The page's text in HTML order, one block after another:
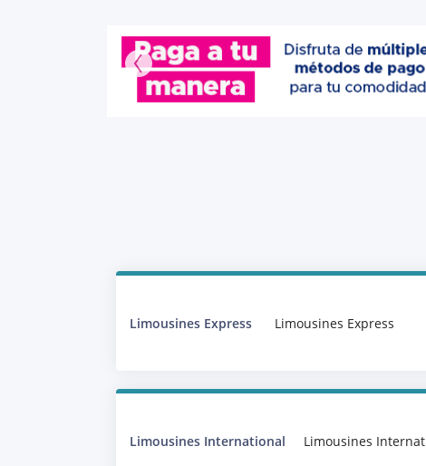
Limousines Express Limousines Express
Limousines International Limousines